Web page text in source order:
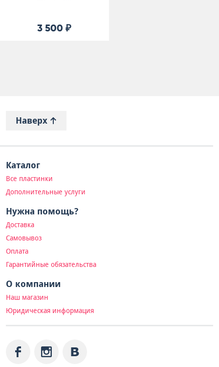
3 500 ₽
Наверх
Каталог
Все пластинки
Дополнительные услуги
Нужна помощь?
Доставка
Самовывоз
Оплата
Гарантийные обязательства
О компании
Наш магазин
Юридическая информация